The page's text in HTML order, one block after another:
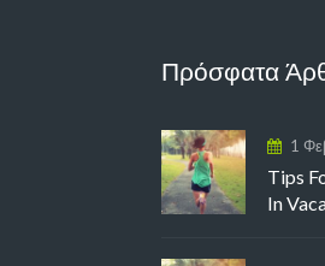
Πρόσφατα
1
Tips
In